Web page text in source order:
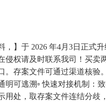
于 2026 年4月3日正式升
权请及时联系我司！买卖
存案文件可通过渠道核验
可逃溯▫️ 快速对接机制：
处，取存案文件连结分歧